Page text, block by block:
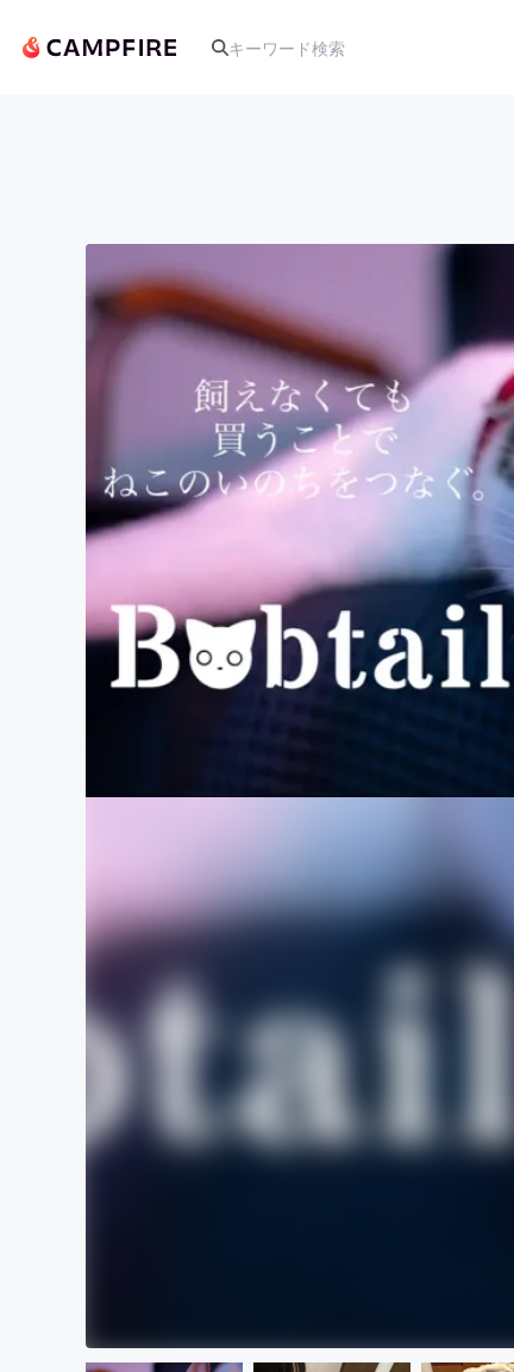
アート・写真
テクノロジー・ガジェット
映像・映画
ビジネス・起業
まちづくり・地域活性化